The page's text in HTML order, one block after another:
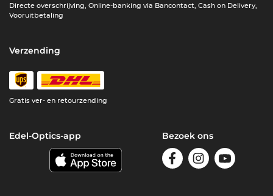
Directe overschrijving, Online-banking via Bancontact, Cash on Delivery,
Vooruitbetaling
Verzending
Gratis ver- en retourzending
Edel-Optics-app Bezoek ons